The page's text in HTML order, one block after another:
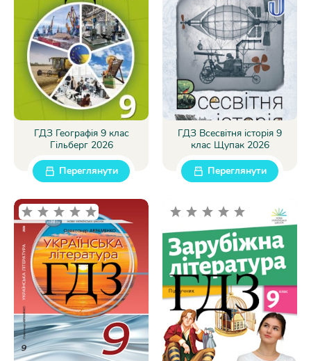
ГДЗ Географія 9 клас
Гільберг 2026
Переглянути
ГДЗ Всесвітня історія 9
клас Щупак 2026
Переглянути